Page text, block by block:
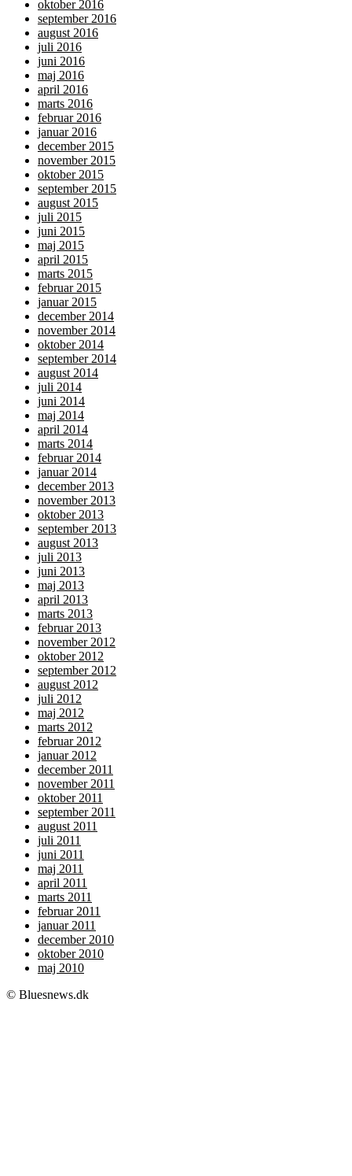
oktober 2016
september 2016
august 2016
juli 2016
juni 2016
maj 2016
april 2016
marts 2016
februar 2016
januar 2016
december 2015
november 2015
oktober 2015
september 2015
august 2015
juli 2015
juni 2015
maj 2015
april 2015
marts 2015
februar 2015
januar 2015
december 2014
november 2014
oktober 2014
september 2014
august 2014
juli 2014
juni 2014
maj 2014
april 2014
marts 2014
februar 2014
januar 2014
december 2013
november 2013
oktober 2013
september 2013
august 2013
juli 2013
juni 2013
maj 2013
april 2013
marts 2013
februar 2013
november 2012
oktober 2012
september 2012
august 2012
juli 2012
maj 2012
marts 2012
februar 2012
januar 2012
december 2011
november 2011
oktober 2011
september 2011
august 2011
juli 2011
juni 2011
maj 2011
april 2011
marts 2011
februar 2011
januar 2011
december 2010
oktober 2010
maj 2010
© Bluesnews.dk